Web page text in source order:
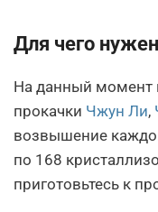
Для чего
На данный момент
прокачки Чжун Ли,
возвышение
по 168
приготовьтесь к